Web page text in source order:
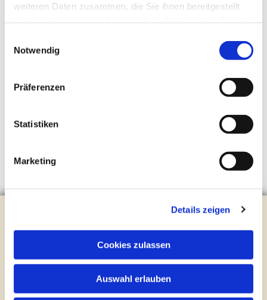
weiteren Daten zusammen, die Sie ihnen bereitgestellt
Notwendig
Präferenzen
Statistiken
Marketing
Details zeigen
Cookies zulassen
Auswahl erlauben
Evangelische Kirchengemeinde Steinhagen
0 52 04 / 36 28
Mail:
Newsletter abonnieren